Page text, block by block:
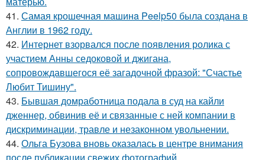
41. Самая крошечная машинa Peelp50 была созданa в
Англии в 1962 году.
42. Интернет взорвался после появления ролика с
участием Анны седоковой и джигана,
сопровождавшегося её загадочной фразой: "Счастье
Любит Тишину".
43. Бывшая домработница подала в суд на кайли
дженнер, обвинив её и связанные с ней компании в
дискриминации, травле и незаконном увольнении.
44. Ольга Бузова вновь оказалась в центре внимания
после публикации свежих фотографий.